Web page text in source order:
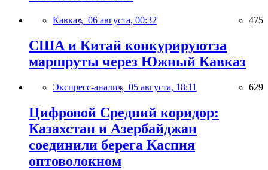
Кавказ, 06 августа, 00:32 475
США и Китай конкурируютза
маршруты через Южный Кавказ
Экспресс-анализ, 05 августа, 18:11 629
Цифровой Средний коридор:
Казахстан и Азербайджан
соединили берега Каспия
оптоволокном